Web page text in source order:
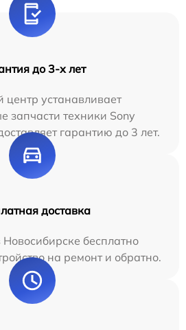
до 3-х лет
центр устанавливает
запчасти техники Sony
гарантию до 3 лет.
доставка
бесплатно
на ремонт и обратно.